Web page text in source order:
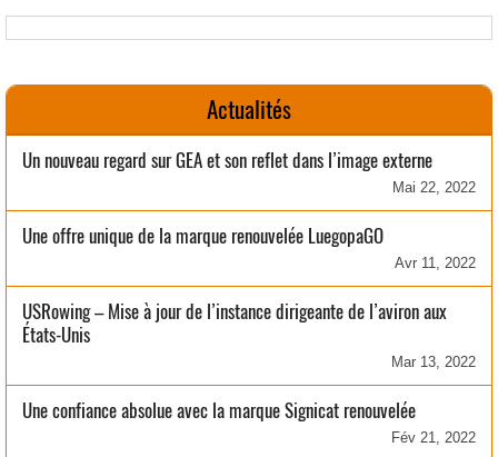
Actualités
Un nouveau regard sur GEA et son reflet dans l’image externe
Mai 22, 2022
Une offre unique de la marque renouvelée LuegopaGO
Avr 11, 2022
USRowing – Mise à jour de l’instance dirigeante de l’aviron aux
États-Unis
Mar 13, 2022
Une confiance absolue avec la marque Signicat renouvelée
Fév 21, 2022